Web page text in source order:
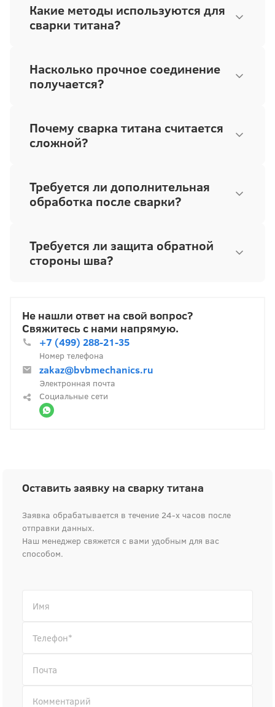
Какие методы используются для
сварки титана?
Насколько прочное соединение
получается?
Почему сварка титана считается
сложной?
Требуется ли дополнительная
обработка после сварки?
Требуется ли защита обратной
стороны шва?
Не нашли ответ на свой вопрос?
Свяжитесь с нами напрямую.
+7 (499) 288-21-35
Номер телефона
zakaz@bvbmechanics.ru
Электронная почта
Социальные сети
Оставить заявку на сварку титана
Заявка обрабатывается в течение 24-х часов после
отправки данных.
Наш менеджер свяжется с вами удобным для вас
способом.